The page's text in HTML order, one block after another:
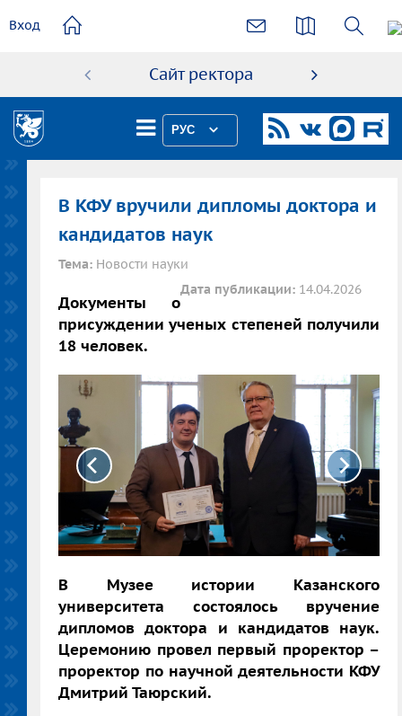
содержанию
Вход
Сайт ректора
РУС
В КФУ вручили дипломы доктора и
кандидатов наук
Тема: Новости науки
Дата публикации: 14.04.2026
Документы о
присуждении ученых степеней получили
18 человек.
В Музее истории Казанского
университета состоялось вручение
дипломов доктора и кандидатов наук.
Церемонию провел первый проректор –
проректор по научной деятельности КФУ
Дмитрий Таюрский.